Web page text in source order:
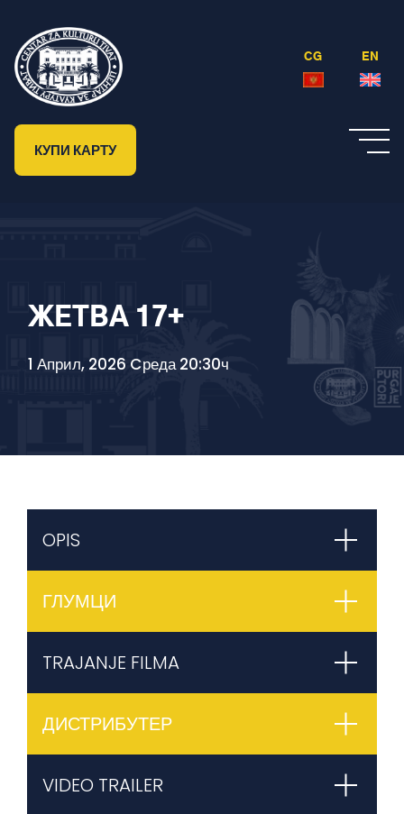
CG EN
КУПИ КАРТУ
ЖЕТВА 17+
1 Април, 2026 Cреда 20:30ч
OPIS
ГЛУМЦИ
TRAJANJE FILMA
ДИСТРИБУТЕР
VIDEO TRAILER